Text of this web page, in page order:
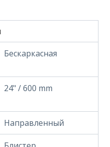
Бескаркасная
24" / 600 mm
Направленный